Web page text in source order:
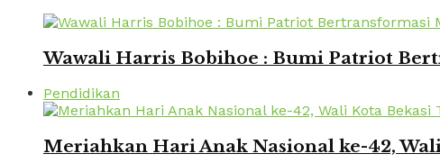
Wawali Harris Bobihoe : Bumi Patriot
Pendidikan
Meriahkan Hari Anak Nasional ke-42,